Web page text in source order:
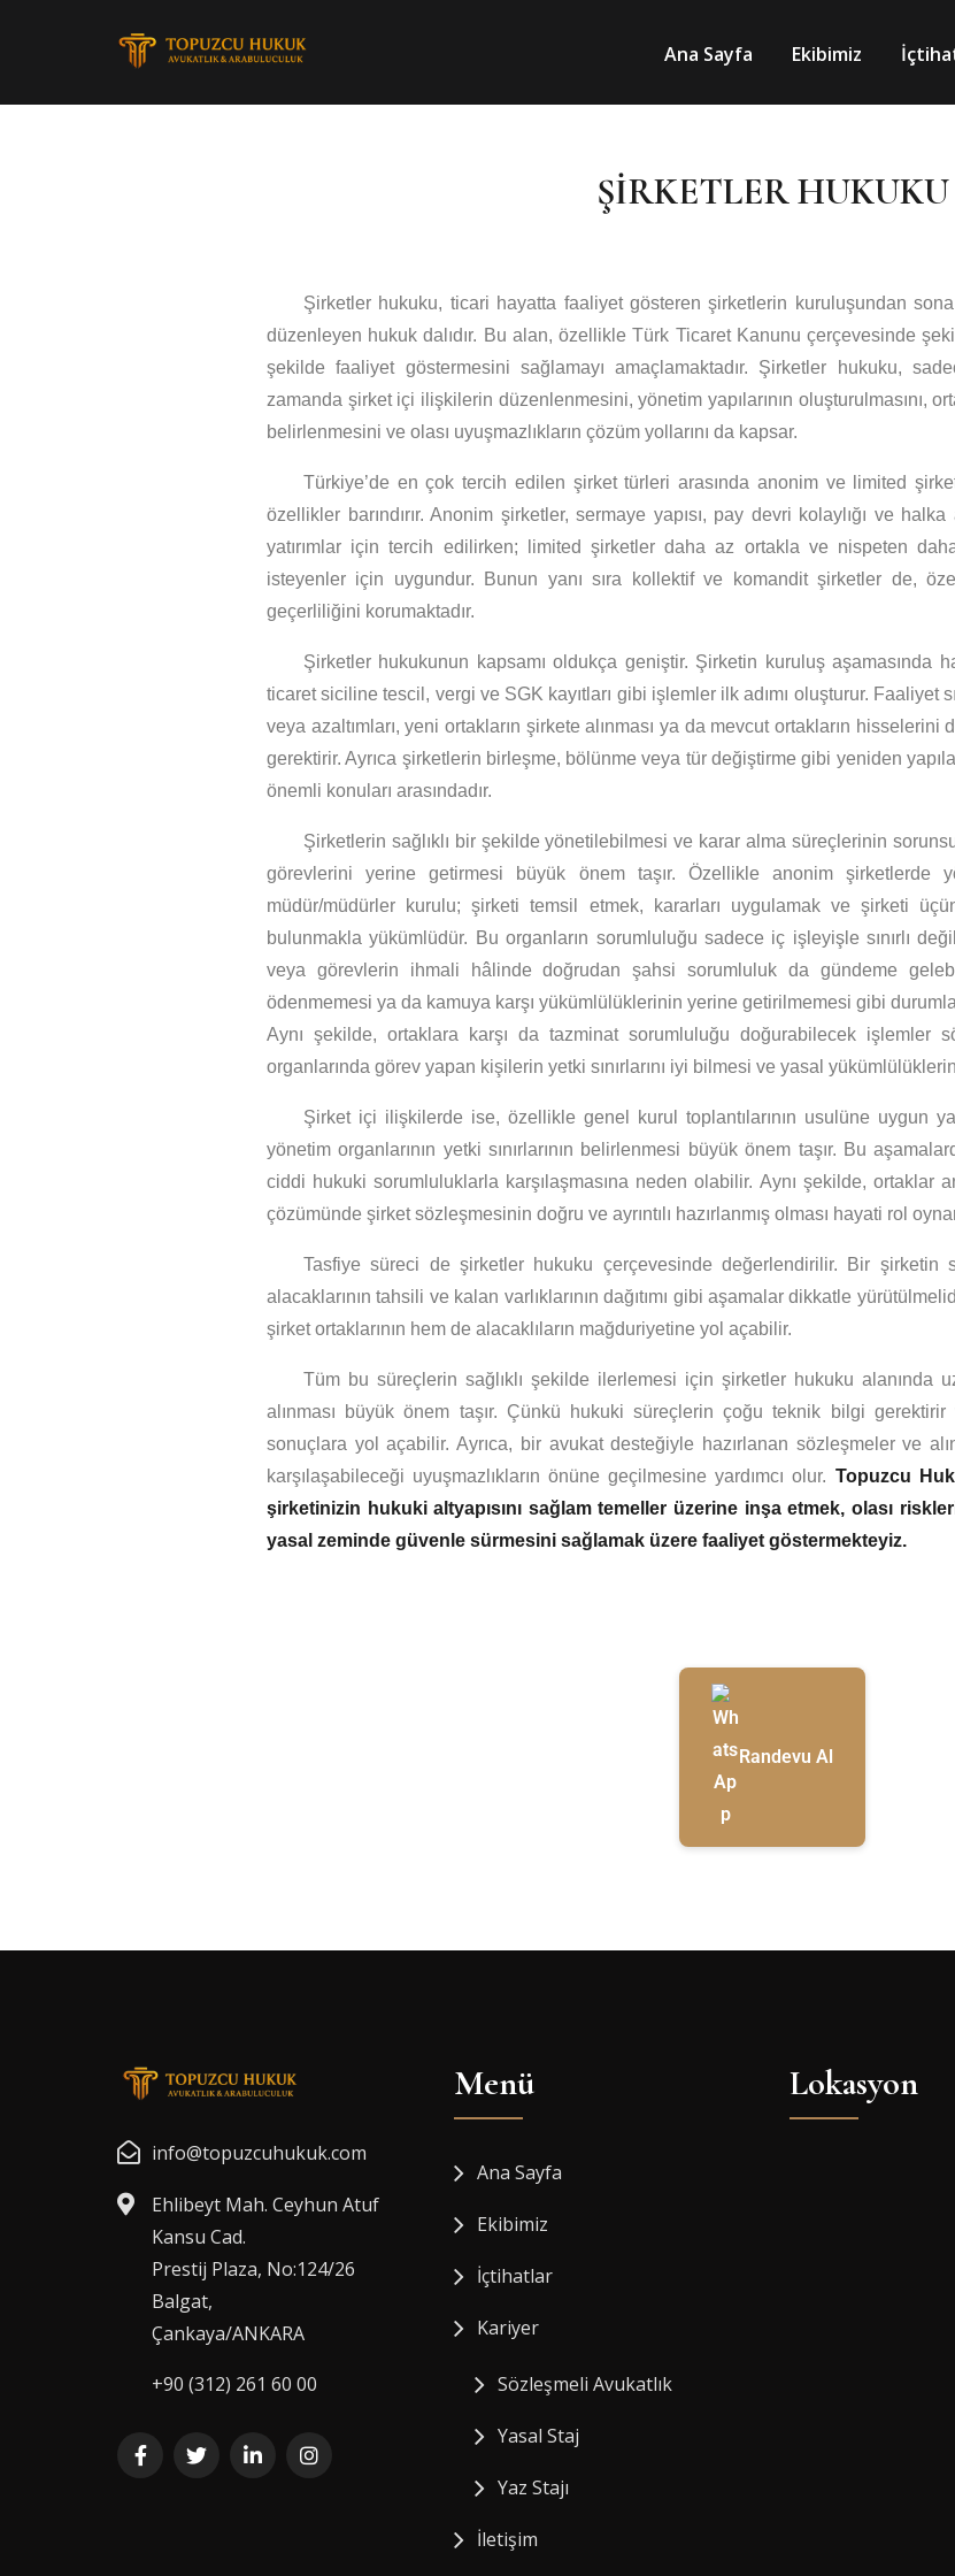
Ana Sayfa Ekibimiz
ŞİRKETLER HUKUKU
Şirketler hukuku, ticari hayatta faaliyet gösteren şirketlerin kuruluşundan
düzenleyen hukuk dalıdır. Bu alan, özellikle Türk Ticaret Kanunu çerçevesinde
şekilde faaliyet göstermesini sağlamayı amaçlamaktadır. Şirketler hukuku,
zamanda şirket içi ilişkilerin düzenlenmesini, yönetim yapılarının oluşturulmasını,
belirlenmesini ve olası uyuşmazlıkların çözüm yollarını da kapsar.
Türkiye’de en çok tercih edilen şirket türleri arasında anonim ve limited
özellikler barındırır. Anonim şirketler, sermaye yapısı, pay devri kolaylığı ve
yatırımlar için tercih edilirken; limited şirketler daha az ortakla ve nispeten
isteyenler için uygundur. Bunun yanı sıra kollektif ve komandit şirketler de,
geçerliliğini korumaktadır.
Şirketler hukukunun kapsamı oldukça geniştir. Şirketin kuruluş aşamasında
ticaret siciline tescil, vergi ve SGK kayıtları gibi işlemler ilk adımı oluşturur. Faaliyet
veya azaltımları, yeni ortakların şirkete alınması ya da mevcut ortakların
gerektirir. Ayrıca şirketlerin birleşme, bölünme veya tür değiştirme gibi yeniden
önemli konuları arasındadır.
Şirketlerin sağlıklı bir şekilde yönetilebilmesi ve karar alma süreçlerinin
görevlerini yerine getirmesi büyük önem taşır. Özellikle anonim şirketlerde
müdür/müdürler kurulu; şirketi temsil etmek, kararları uygulamak ve şirketi
bulunmakla yükümlüdür. Bu organların sorumluluğu sadece iç işleyişle sınırlı
veya görevlerin ihmali hâlinde doğrudan şahsi sorumluluk da gündeme
ödenmemesi ya da kamuya karşı yükümlülüklerinin yerine getirilmemesi gibi
Aynı şekilde, ortaklara karşı da tazminat sorumluluğu doğurabilecek işlemler
organlarında görev yapan kişilerin yetki sınırlarını iyi bilmesi ve yasal
Şirket içi ilişkilerde ise, özellikle genel kurul toplantılarının usulüne uygun
yönetim organlarının yetki sınırlarının belirlenmesi büyük önem taşır. Bu
ciddi hukuki sorumluluklarla karşılaşmasına neden olabilir. Aynı şekilde, ortaklar
çözümünde şirket sözleşmesinin doğru ve ayrıntılı hazırlanmış olması hayati rol
Tasfiye süreci de şirketler hukuku çerçevesinde değerlendirilir. Bir şirketin
alacaklarının tahsili ve kalan varlıklarının dağıtımı gibi aşamalar dikkatle
şirket ortaklarının hem de alacaklıların mağduriyetine yol açabilir.
Tüm bu süreçlerin sağlıklı şekilde ilerlemesi için şirketler hukuku alanında
alınması büyük önem taşır. Çünkü hukuki süreçlerin çoğu teknik bilgi
sonuçlara yol açabilir. Ayrıca, bir avukat desteğiyle hazırlanan sözleşmeler ve
karşılaşabileceği uyuşmazlıkların önüne geçilmesine yardımcı olur. Topuzcu
şirketinizin hukuki altyapısını sağlam temeller üzerine inşa etmek, olası
yasal zeminde güvenle sürmesini sağlamak üzere faaliyet göstermekteyiz.
Randevu Al
info@topuzcuhukuk.com
Ehlibeyt Mah. Ceyhun Atuf
Kansu Cad.
Prestij Plaza, No:124/26
Balgat,
Çankaya/ANKARA
+90 (312) 261 60 00
Menü
Ana Sayfa
Ekibimiz
İçtihatlar
Kariyer
Sözleşmeli Avukatlık
Yasal Staj
Yaz Stajı
İletişim
Lokasyon